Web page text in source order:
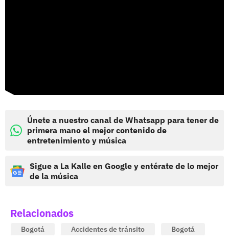
Únete a nuestro canal de Whatsapp para tener de
primera mano el mejor contenido de
entretenimiento y música
Sigue a La Kalle en Google y entérate de lo mejor
de la música
Relacionados
Bogotá Accidentes de tránsito Bogotá